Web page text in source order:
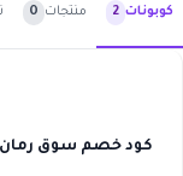
كوبونات 2 منتجات 0